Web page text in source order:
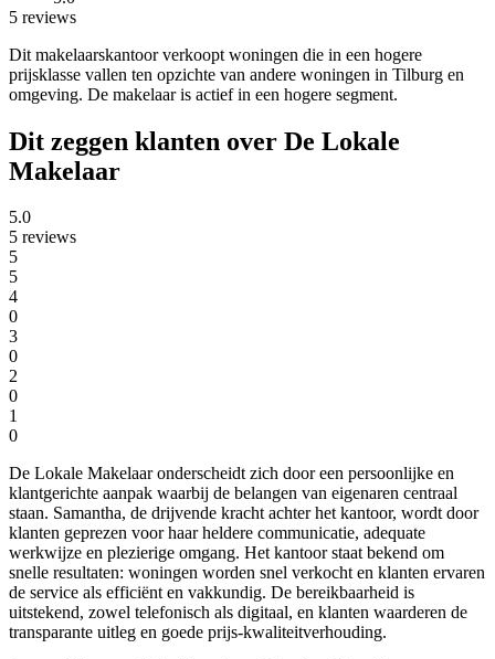
5 reviews
Dit makelaarskantoor verkoopt woningen die in een hogere
prijsklasse vallen ten opzichte van andere woningen in Tilburg en
omgeving. De makelaar is actief in een hogere segment.
Dit zeggen klanten over De Lokale
Makelaar
5.0
5 reviews
5
5
4
0
3
0
2
0
1
0
De Lokale Makelaar onderscheidt zich door een persoonlijke en
klantgerichte aanpak waarbij de belangen van eigenaren centraal
staan. Samantha, de drijvende kracht achter het kantoor, wordt door
klanten geprezen voor haar heldere communicatie, adequate
werkwijze en plezierige omgang. Het kantoor staat bekend om
snelle resultaten: woningen worden snel verkocht en klanten ervaren
de service als efficiënt en vakkundig. De bereikbaarheid is
uitstekend, zowel telefonisch als digitaal, en klanten waarderen de
transparante uitleg en goede prijs-kwaliteitverhouding.